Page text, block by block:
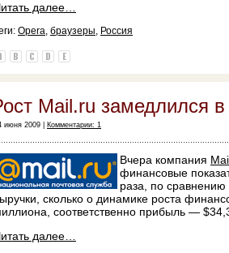
далее…
Opera, браузеры, Россия
Mail.ru замедлился в
июня 2009 | Комментарии: 1
Вчера компания
финансовые
раза, по сравнению
сколько о динамике роста
соответственно прибыль —
далее…